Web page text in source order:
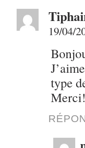
19/04/
type
Merci!